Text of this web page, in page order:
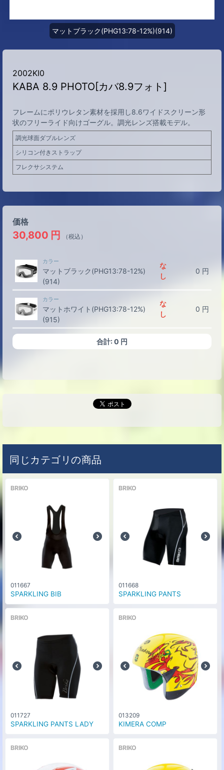
マットブラック(PHG13:78-12%)(914)
2002KI0
KABA 8.9 PHOTO[カバ8.9フォト]
フレームにポリウレタン素材を採用し8.6ワイドスクリーン形
状のフリーライド向けゴーグル。調光レンズ搭載モデル。
調光球面ダブルレンズ
シリコン付きストラップ
フレクサシステム
価格
30,800 円 （税込）
カラー
マットブラック(PHG13:78-12%)
(914)
な
し
0 円
カラー
マットホワイト(PHG13:78-12%)
(915)
な
し
0 円
合計:0 円
同じカテゴリの商品
BRIKO
011667
SPARKLING BIB
BRIKO
011668
SPARKLING PANTS
BRIKO
011727
SPARKLING PANTS LADY
BRIKO
013209
KIMERA COMP
BRIKO BRIKO